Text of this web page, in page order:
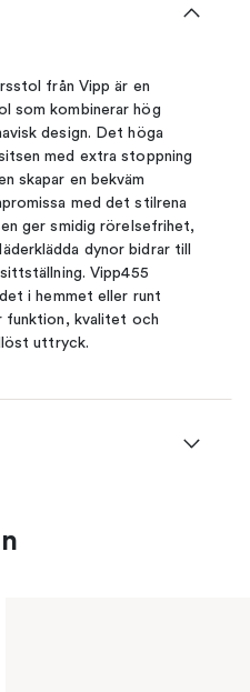
från Vipp är en
som kombinerar hög
design. Det höga
med extra stoppning
skapar en bekväm
med det stilrena
ger smidig rörelsefrihet,
dynor bidrar till
Vipp455
i hemmet eller runt
funktion, kvalitet och
uttryck.